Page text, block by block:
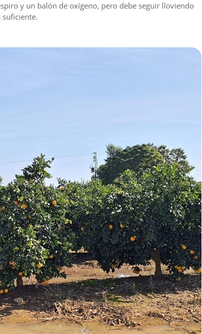
y un balón de oxígeno, pero debe seguir lloviendo